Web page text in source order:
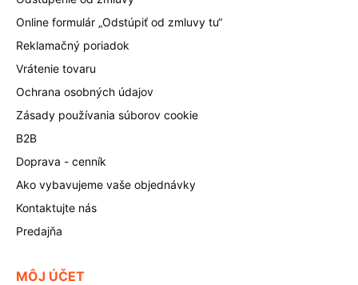
Online formulár „Odstúpiť od zmluvy tu“
Reklamačný poriadok
Vrátenie tovaru
Ochrana osobných údajov
Zásady používania súborov cookie
B2B
Doprava - cenník
Ako vybavujeme vaše objednávky
Kontaktujte nás
Predajňa
MÔJ ÚČET